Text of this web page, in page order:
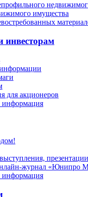
имущества
инвесторам
для акционеров
информация
презентации
журнал «Юнипро
информация